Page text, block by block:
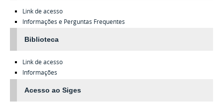
Link de acesso
Informações e Perguntas Frequentes
Biblioteca
Link de acesso
Informações
Acesso ao Siges